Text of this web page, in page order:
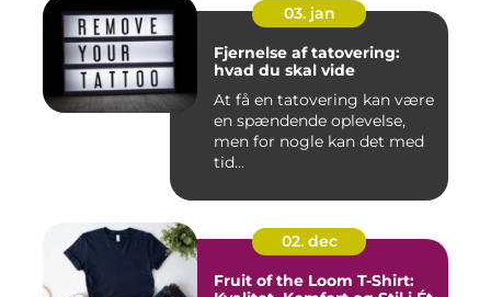
03. jan
Fjernelse af tatovering:
hvad du skal vide
At få en tatovering kan være
en spændende oplevelse,
men for nogle kan det med
tid...
02. dec
Fruit of the Loom T-Shirt: